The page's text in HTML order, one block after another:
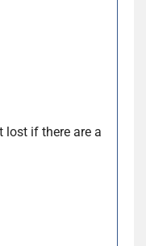
lost if there are a